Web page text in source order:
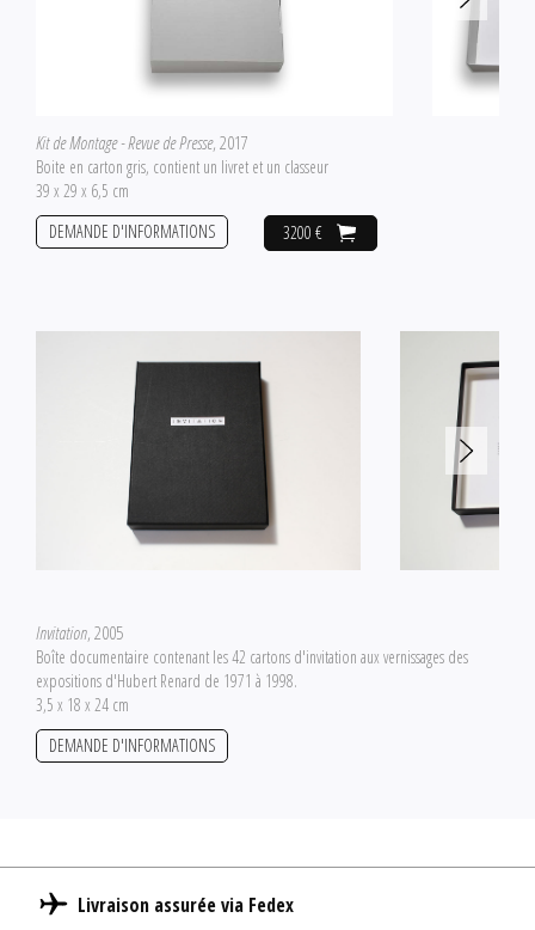
Kit de Montage - Revue de Presse, 2017
Boite en carton gris, contient un livret et un classeur
39 x 29 x 6,5 cm
3200 €
DEMANDE D'INFORMATIONS
Invitation, 2005
Boîte documentaire contenant les 42 cartons d'invitation aux vernissages des
expositions d'Hubert Renard de 1971 à 1998.
3,5 x 18 x 24 cm
DEMANDE D'INFORMATIONS
Livraison assurée via Fedex